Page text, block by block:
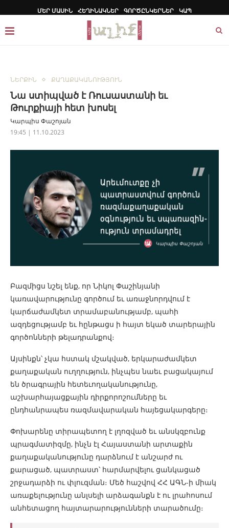
ՄԵՐ ՄԱՍԻՆ ՀԵՂԻՆԱԿՆԵՐ ԳՈՐԾԸՆԿԵՐՆԵՐ ԿԱՊ
ՆԵՐՔԻՆ ՔԱՂԱՔԱԿԱՆՈՒԹՅՈՒՆ
Նա ստիպված է Ռուսաստանի եւ
Թուրքիայի հետ խոսել
Կարպիս Փաշոյան
19:45 | 11.10.2023
Բազմիցս նշել ենք, որ Նիկոլ Փաշինյանի
կառավարությունը գործում եւ առաջնորդվում է
կարճաժամկետ տրամաբանությամբ, պահի
ազդեցությամբ եւ հընթացս ի հայտ եկած տարերային
գործոնների թելադրանքով։
Այսինքն՝ չկա հստակ մշակված, երկարաժամկետ
քաղաքական ուղղություն, ինչպես նաեւ բացակայում
են ծրագրային հետեւողականությունը,
աշխարհայացքային դիրքորոշումները եւ
ընդհանրապես ռազմավարական հայեցակարգերը։
Փոխարենը տիրապետող է լղոզված եւ անսկզբունք
պրագմատիզմը, ինչն էլ Հայաստանի արտաքին
քաղաքականությունը դարձնում է անշարժ ու
քարացած, պատրաստ՝ հարմարվելու ցանկացած
շրջադարձի ու փլուզման։ Մեծ հաշվով ՀՀ ԱԳՆ-ի միակ
առաքելությունը անլսելի արձագանքն է ու լրահոսում
անհետացող հայտարարությունների տարածումը։